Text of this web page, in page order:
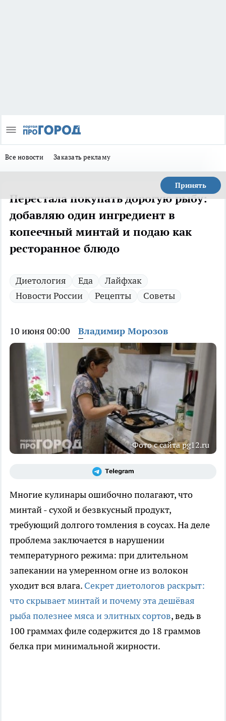
Все новости Заказать рекламу
Принять
Перестала покупать дорогую рыбу:
добавляю один ингредиент в
копеечный минтай и подаю как
ресторанное блюдо
Диетология Еда
Лайфхак
Новости России
Рецепты Советы
10 июня 00:00 Владимир Морозов
Фото с сайта pg12.ru
Многие кулинары ошибочно полагают, что
минтай - сухой и безвкусный продукт,
требующий долгого томления в соусах. На деле
проблема заключается в нарушении
температурного режима: при длительном
запекании на умеренном огне из волокон
уходит вся влага. Секрет диетологов раскрыт:
что скрывает минтай и почему эта дешёвая
рыба полезнее мяса и элитных сортов, ведь в
100 граммах филе содержится до 18 граммов
белка при минимальной жирности.